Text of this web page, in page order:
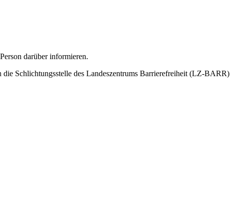
darüber informieren.
Schlichtungsstelle des Landeszentrums Barrierefreiheit (LZ-BARR)